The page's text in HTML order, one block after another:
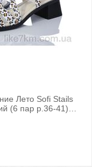
Лето Sofi Stails
(6 пар р.36-41)